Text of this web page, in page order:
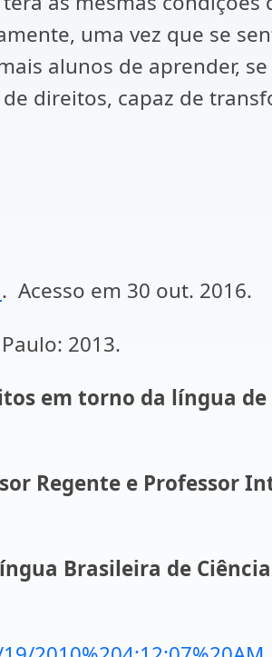
uma vez que se
alunos de aprender,
direitos, capaz de
. Acesso em 30 out. 2016.
2013.
em torno da língua
Regente e Professor
Brasileira de